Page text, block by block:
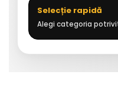
Selecție rapidă
Alegi categoria